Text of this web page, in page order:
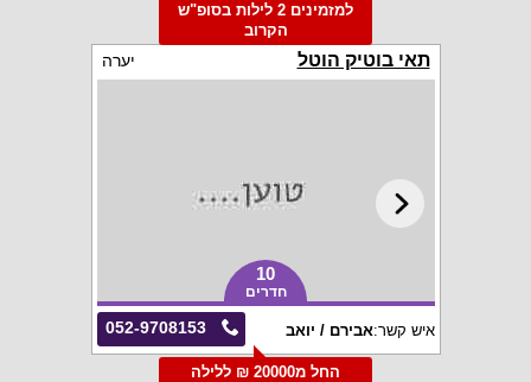
למזמינים 2 לילות בסופ"ש
הקרוב
תאי בוטיק הוטל יערה
10
חדרים
052-9708153 איש קשר:אבירם / יואב
החל מ20000 ₪ ללילה